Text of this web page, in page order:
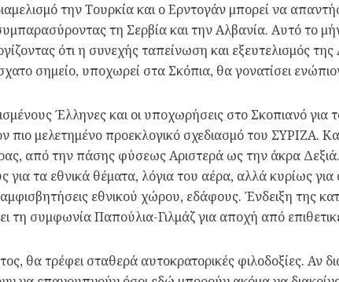
την Τουρκία και ο Ερντογάν μπορεί να
τη Σερβία και την Αλβανία. Αυτό το
ότι η συνεχής ταπείνωση και εξευτελισμός
σημείο, υποχωρεί στα Σκόπια, θα γονατίσει
Έλληνες και οι υποχωρήσεις στο Σκοπιανό για
πιο μελετημένο προεκλογικό σχεδιασμό του ΣΥΡΙΖΑ.
από την πάσης φύσεως Αριστερά ως την άκρα Δεξιά.
για τα εθνικά θέματα, λόγια του αέρα, αλλά κυρίως
εθνικού χώρου, εδάφους. Ένδειξη της
τη συμφωνία Παπούλια-Γιλμάζ για αποχή από
θα τρέφει σταθερά αυτοκρατορικές φιλοδοξίες. Αν